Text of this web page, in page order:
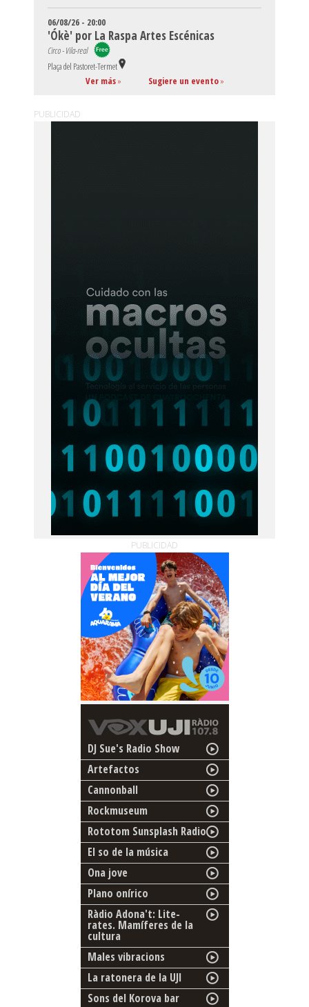
06/08/26 - 20:00
'Ókè' por La Raspa Artes Escénicas
Circo - Vila-real
Plaça del Pastoret-Termet
Ver más» Sugiere un evento»
PUBLICIDAD
PUBLICIDAD
DJ Sue's Radio Show
Artefactos
Cannonball
Rockmuseum
Rototom Sunsplash Radio
El so de la música
Ona jove
Plano onírico
Ràdio Adona't: Lite-
rates. Mamíferes de la
cultura
Males vibracions
La ratonera de la UJI
Sons del Korova bar